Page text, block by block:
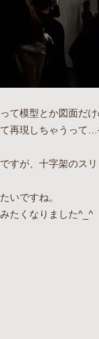
て模型とか図面だ
再現しちゃうって…
すが、十字架のス
いですね。
たくなりました^_^